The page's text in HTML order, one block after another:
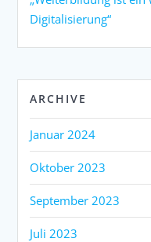
Digitalisierung“
ARCHIVE
Januar 2024
Oktober 2023
September 2023
Juli 2023